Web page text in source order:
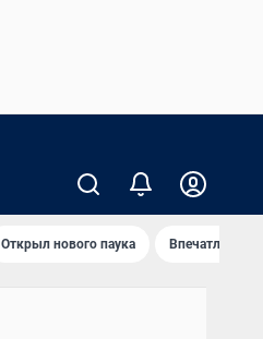
Открыл нового паука Впечатления